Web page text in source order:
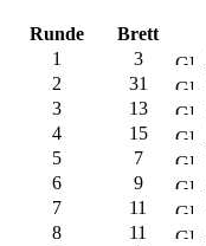
Runde Brett
1
3
2
31
3
13
4
15
5
7
6
9
7
11
8
11